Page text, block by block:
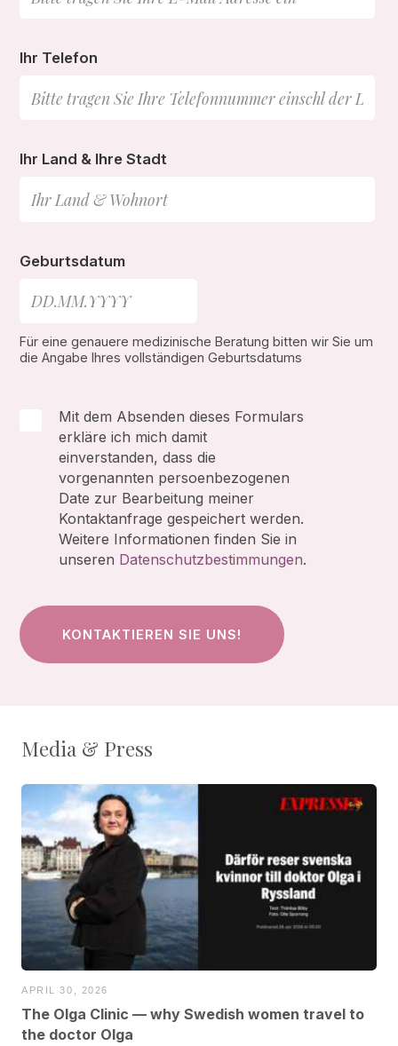
Ihr Telefon
Ihr Land & Ihre Stadt
Geburtsdatum
Für eine genauere medizinische Beratung bitten wir Sie um
die Angabe Ihres vollständigen Geburtsdatums
Mit dem Absenden dieses Formulars
erkläre ich mich damit
einverstanden, dass die
vorgenannten persoenbezogenen
Date zur Bearbeitung meiner
Kontaktanfrage gespeichert werden.
Weitere Informationen finden Sie in
unseren Datenschutzbestimmungen.
Media & Press
APRIL 30, 2026
The Olga Clinic — why Swedish women travel to
the doctor Olga